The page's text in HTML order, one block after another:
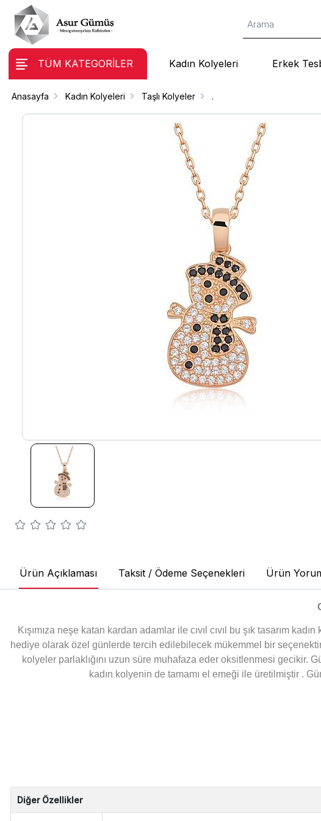
TÜM KATEGORİLER Kadın Kolyeleri Erkek
Anasayfa Kadın Kolyeleri Taşlı Kolyeler .
Ürün Açıklaması Taksit / Ödeme Seçenekleri Ürün
Kışımıza neşe katan kardan adamlar ile cıvıl cıvıl bu şık tasarım
hediye olarak özel günlerde tercih edilebilecek mükemmel bir
kolyeler parlaklığını uzun süre muhafaza eder oksitlenmesi
kadın kolyenin de tamamı el emeği ile üretilmiştir .
Diğer Özellikler